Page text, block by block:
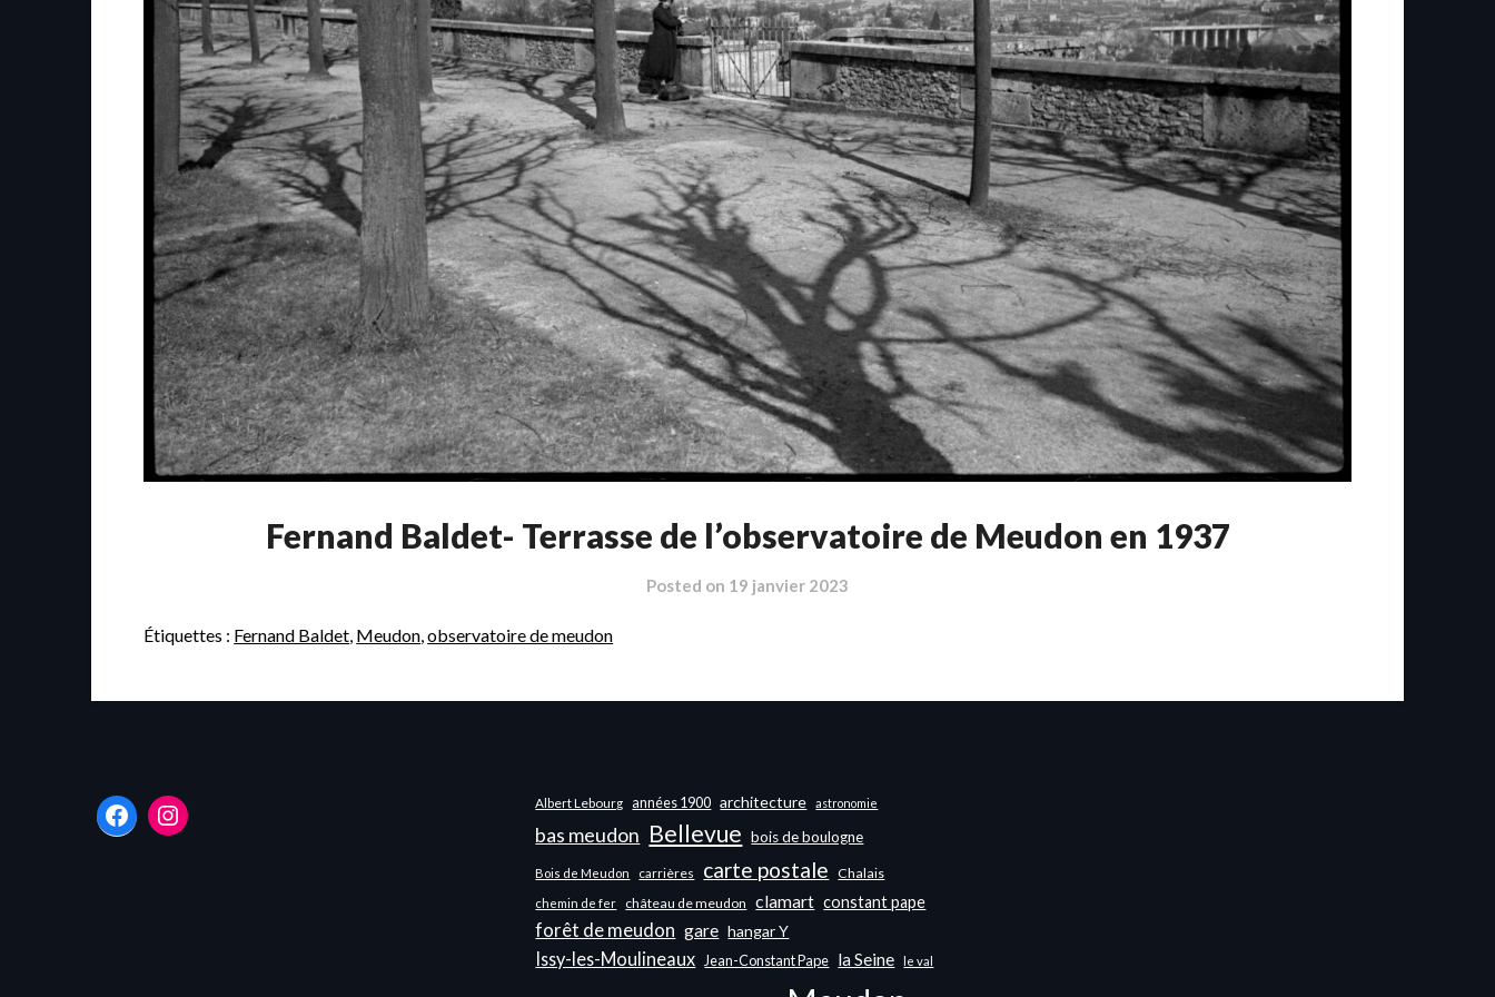
Fernand Baldet- Terrasse de l’observatoire de Meudon en 1937
Posted on 19 janvier 2023
Étiquettes : Fernand Baldet, Meudon,observatoire de meudon
FacebookInstagram Albert Lebourg années 1900 architecture astronomie
bas meudon Bellevue bois de boulogne
Bois de Meudon carrières carte postale Chalais
chemin de fer château de meudon clamart constant pape
forêt de meudon gare hangar Y
Issy-les-Moulineaux Jean-Constant Pape la Seine le val